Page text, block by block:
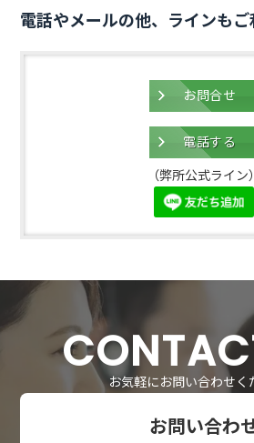
電話やメールの他、ラインもご
お問合せ
電話する
（弊所公式ライン）
お気軽にお問い合わせく
お問い合わ